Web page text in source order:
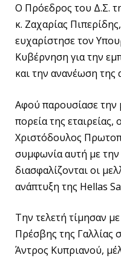
Ο Πρόεδρος του Δ.Σ.
κ. Ζαχαρίας
ευχαρίστησε τον
Κυβέρνηση για την
και την ανανέωση της
Αφού παρουσίασε την
πορεία της
Χριστόδουλος
συμφωνία αυτή με
διασφαλίζονται οι
ανάπτυξη της Hellas
Την τελετή τίμησαν
Πρέσβης της Γαλλίας
Άντρος Κυπριανού,